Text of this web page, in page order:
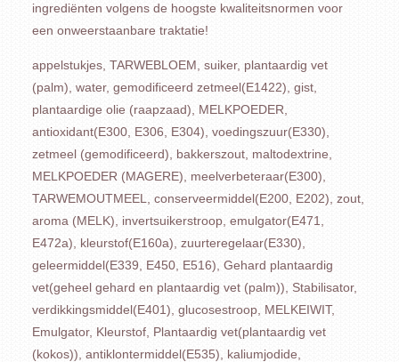
ingrediënten volgens de hoogste kwaliteitsnormen voor
een onweerstaanbare traktatie!
appelstukjes, TARWEBLOEM, suiker, plantaardig vet
(palm), water, gemodificeerd zetmeel(E1422), gist,
plantaardige olie (raapzaad), MELKPOEDER,
antioxidant(E300, E306, E304), voedingszuur(E330),
zetmeel (gemodificeerd), bakkerszout, maltodextrine,
MELKPOEDER (MAGERE), meelverbeteraar(E300),
TARWEMOUTMEEL, conserveermiddel(E200, E202), zout,
aroma (MELK), invertsuikerstroop, emulgator(E471,
E472a), kleurstof(E160a), zuurteregelaar(E330),
geleermiddel(E339, E450, E516), Gehard plantaardig
vet(geheel gehard en plantaardig vet (palm)), Stabilisator,
verdikkingsmiddel(E401), glucosestroop, MELKEIWIT,
Emulgator, Kleurstof, Plantaardig vet(plantaardig vet
(kokos)), antiklontermiddel(E535), kaliumjodide,